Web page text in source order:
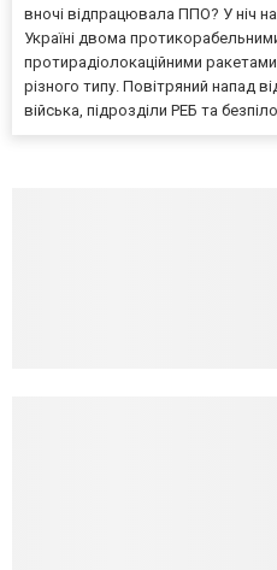
вночі відпрацювала ППО? У ніч
Україні двома
протирадіолокаційними
різного типу. Повітряний напад
війська, підрозділи РЕБ та